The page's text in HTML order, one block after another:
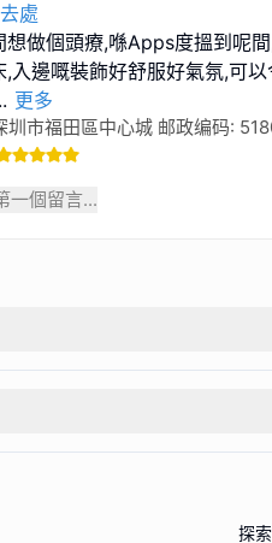
處
想做個頭療,喺Apps度搵到呢
,入邊嘅裝飾好舒服好氣氛,可
更多
圳市福田區中心城 邮政编码:
一個留言...
探索